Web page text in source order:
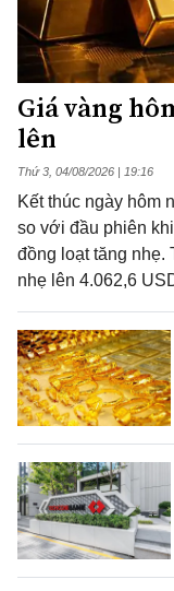
Giá vàng
lên
Thứ 3, 04/08/2026 | 19:16
Kết thúc ngày hôm
so với đầu phiên
đồng loạt tăng nhẹ.
nhẹ lên 4.062,6